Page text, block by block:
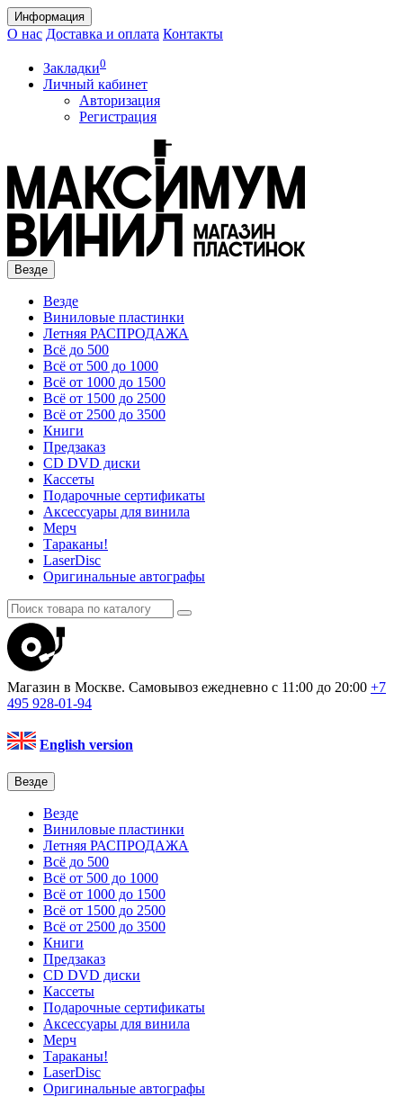
Информация
О нас Доставка и оплата Контакты
Закладки0
Личный кабинет
Авторизация
Регистрация
Везде
Везде
Виниловые пластинки
Летняя РАСПРОДАЖА
Всё до 500
Всё от 500 до 1000
Всё от 1000 до 1500
Всё от 1500 до 2500
Всё от 2500 до 3500
Книги
Предзаказ
CD DVD диски
Кассеты
Подарочные сертификаты
Аксессуары для винила
Мерч
Тараканы!
LaserDisc
Оригинальные автографы
Магазин в Москве. Самовывоз ежедневно с 11:00 до 20:00 +7
495 928-01-94
English version
Везде
Везде
Виниловые пластинки
Летняя РАСПРОДАЖА
Всё до 500
Всё от 500 до 1000
Всё от 1000 до 1500
Всё от 1500 до 2500
Всё от 2500 до 3500
Книги
Предзаказ
CD DVD диски
Кассеты
Подарочные сертификаты
Аксессуары для винила
Мерч
Тараканы!
LaserDisc
Оригинальные автографы